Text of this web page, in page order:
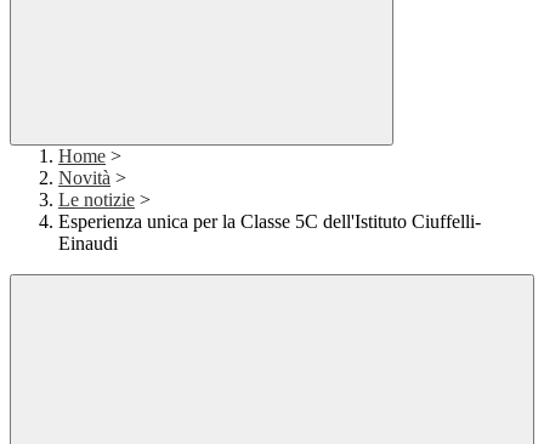
Home >
Novità >
Le notizie >
Esperienza unica per la Classe 5C dell'Istituto Ciuffelli-
Einaudi